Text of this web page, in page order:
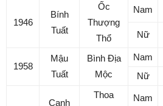
1946
Bính
Tuất
Ốc
Thượng
Thổ
Nam
Nữ
1958
Mậu
Tuất
Bình Địa
Mộc
Nam
Nữ
Canh
Thoa
Nam